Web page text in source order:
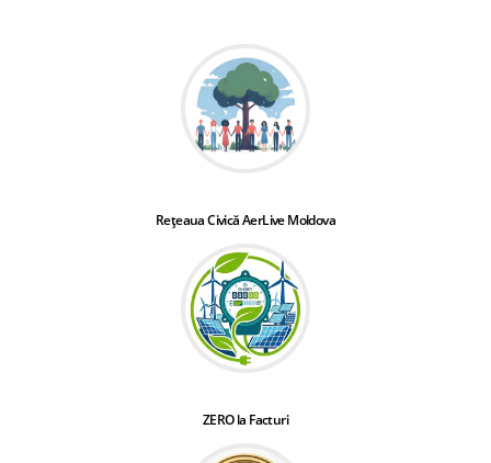
Rețeaua Civică AerLive Moldova
ZERO la Facturi